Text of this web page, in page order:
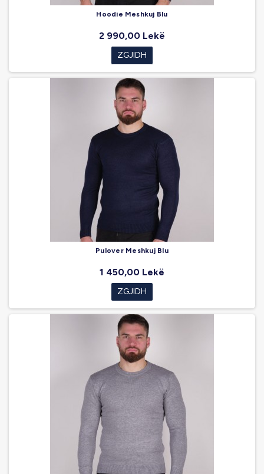
Hoodie Meshkuj Blu
2 990,00 Lekë
ZGJIDH
Pulover Meshkuj Blu
1 450,00 Lekë
ZGJIDH